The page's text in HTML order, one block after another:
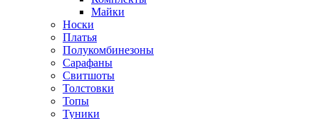
Майки
Носки
Платья
Полукомбинезоны
Сарафаны
Свитшоты
Толстовки
Топы
Туники